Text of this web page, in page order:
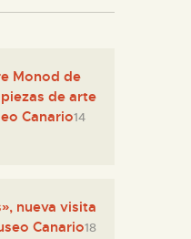
Monod de
de arte
Canario14
nueva visita
Canario18